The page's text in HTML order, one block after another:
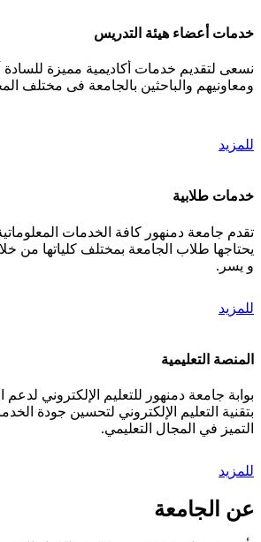
خدمات أعضاء هيئة التدريس
نسعى لتقديم خدمات أكاديمية مميزة للسادة
ومعاونيهم والباحثين بالجامعة فى مختلف
للمزيد
خدمات طلابية
تقدم جامعة دمنهور كافة الخدمات المعلوماتية
يحتاجها طلاب الجامعة بمختلف كلياتها من
و يسر.
للمزيد
المنصة التعليمية
بوابة جامعة دمنهور للتعليم الإلكتروني
بتقنية التعليم الإلكتروني لتحسين جودة
التميز في المجال التعليمي.
للمزيد
عن الجامعة